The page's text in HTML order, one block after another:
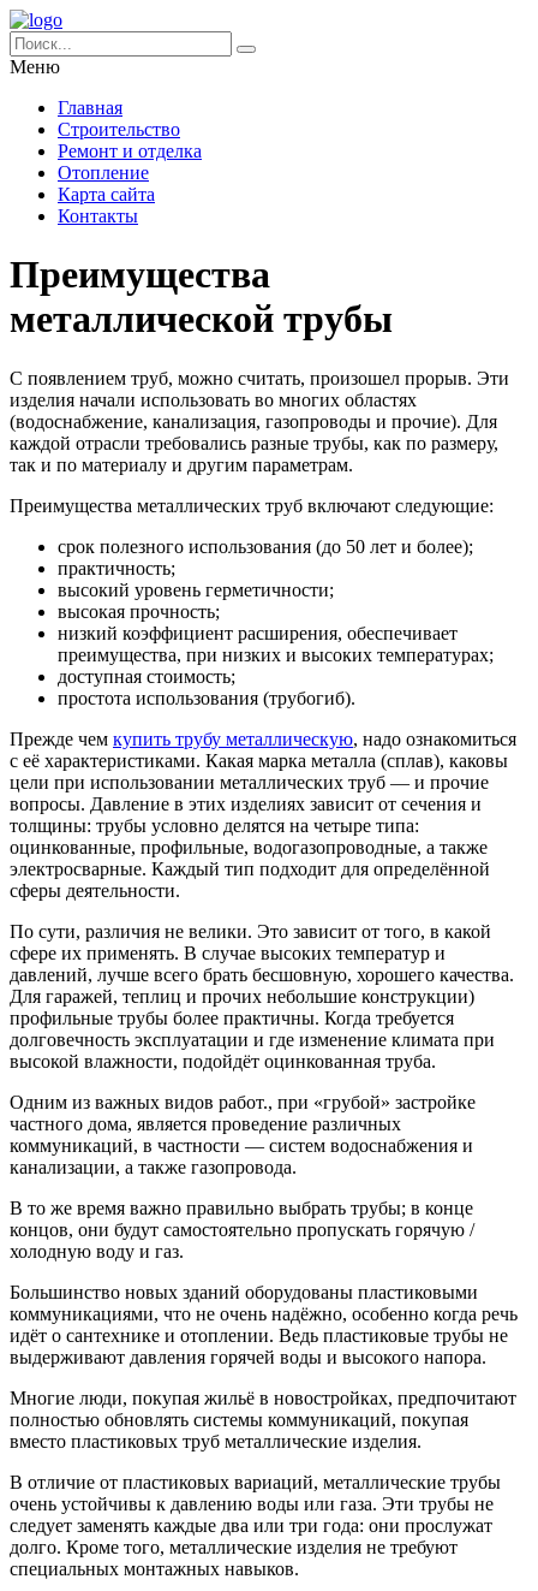
Меню
Главная
Строительство
Ремонт и отделка
Отопление
Карта сайта
Контакты
Преимущества
металлической трубы
С появлением труб, можно считать, произошел прорыв. Эти
изделия начали использовать во многих областях
(водоснабжение, канализация, газопроводы и прочие). Для
каждой отрасли требовались разные трубы, как по размеру,
так и по материалу и другим параметрам.
Преимущества металлических труб включают следующие:
срок полезного использования (до 50 лет и более);
практичность;
высокий уровень герметичности;
высокая прочность;
низкий коэффициент расширения, обеспечивает
преимущества, при низких и высоких температурах;
доступная стоимость;
простота использования (трубогиб).
Прежде чем купить трубу металлическую, надо ознакомиться
с её характеристиками. Какая марка металла (сплав), каковы
цели при использовании металлических труб — и прочие
вопросы. Давление в этих изделиях зависит от сечения и
толщины: трубы условно делятся на четыре типа:
оцинкованные, профильные, водогазопроводные, а также
электросварные. Каждый тип подходит для определённой
сферы деятельности.
По сути, различия не велики. Это зависит от того, в какой
сфере их применять. В случае высоких температур и
давлений, лучше всего брать бесшовную, хорошего качества.
Для гаражей, теплиц и прочих небольшие конструкции)
профильные трубы более практичны. Когда требуется
долговечность эксплуатации и где изменение климата при
высокой влажности, подойдёт оцинкованная труба.
Одним из важных видов работ., при «грубой» застройке
частного дома, является проведение различных
коммуникаций, в частности — систем водоснабжения и
канализации, а также газопровода.
В то же время важно правильно выбрать трубы; в конце
концов, они будут самостоятельно пропускать горячую /
холодную воду и газ.
Большинство новых зданий оборудованы пластиковыми
коммуникациями, что не очень надёжно, особенно когда речь
идёт о сантехнике и отоплении. Ведь пластиковые трубы не
выдерживают давления горячей воды и высокого напора.
Многие люди, покупая жильё в новостройках, предпочитают
полностью обновлять системы коммуникаций, покупая
вместо пластиковых труб металлические изделия.
В отличие от пластиковых вариаций, металлические трубы
очень устойчивы к давлению воды или газа. Эти трубы не
следует заменять каждые два или три года: они прослужат
долго. Кроме того, металлические изделия не требуют
специальных монтажных навыков.